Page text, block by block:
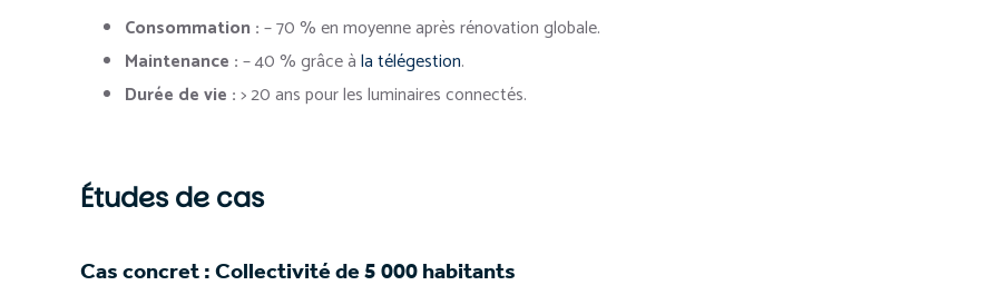
Consommation :– 70 % en moyenne après rénovation globale.
Maintenance :– 40 % grâce àla télégestion.
Durée de vie :> 20 ans pour les luminaires connectés.
Études de cas
Cas concret : Collectivité de 5 000 habitants